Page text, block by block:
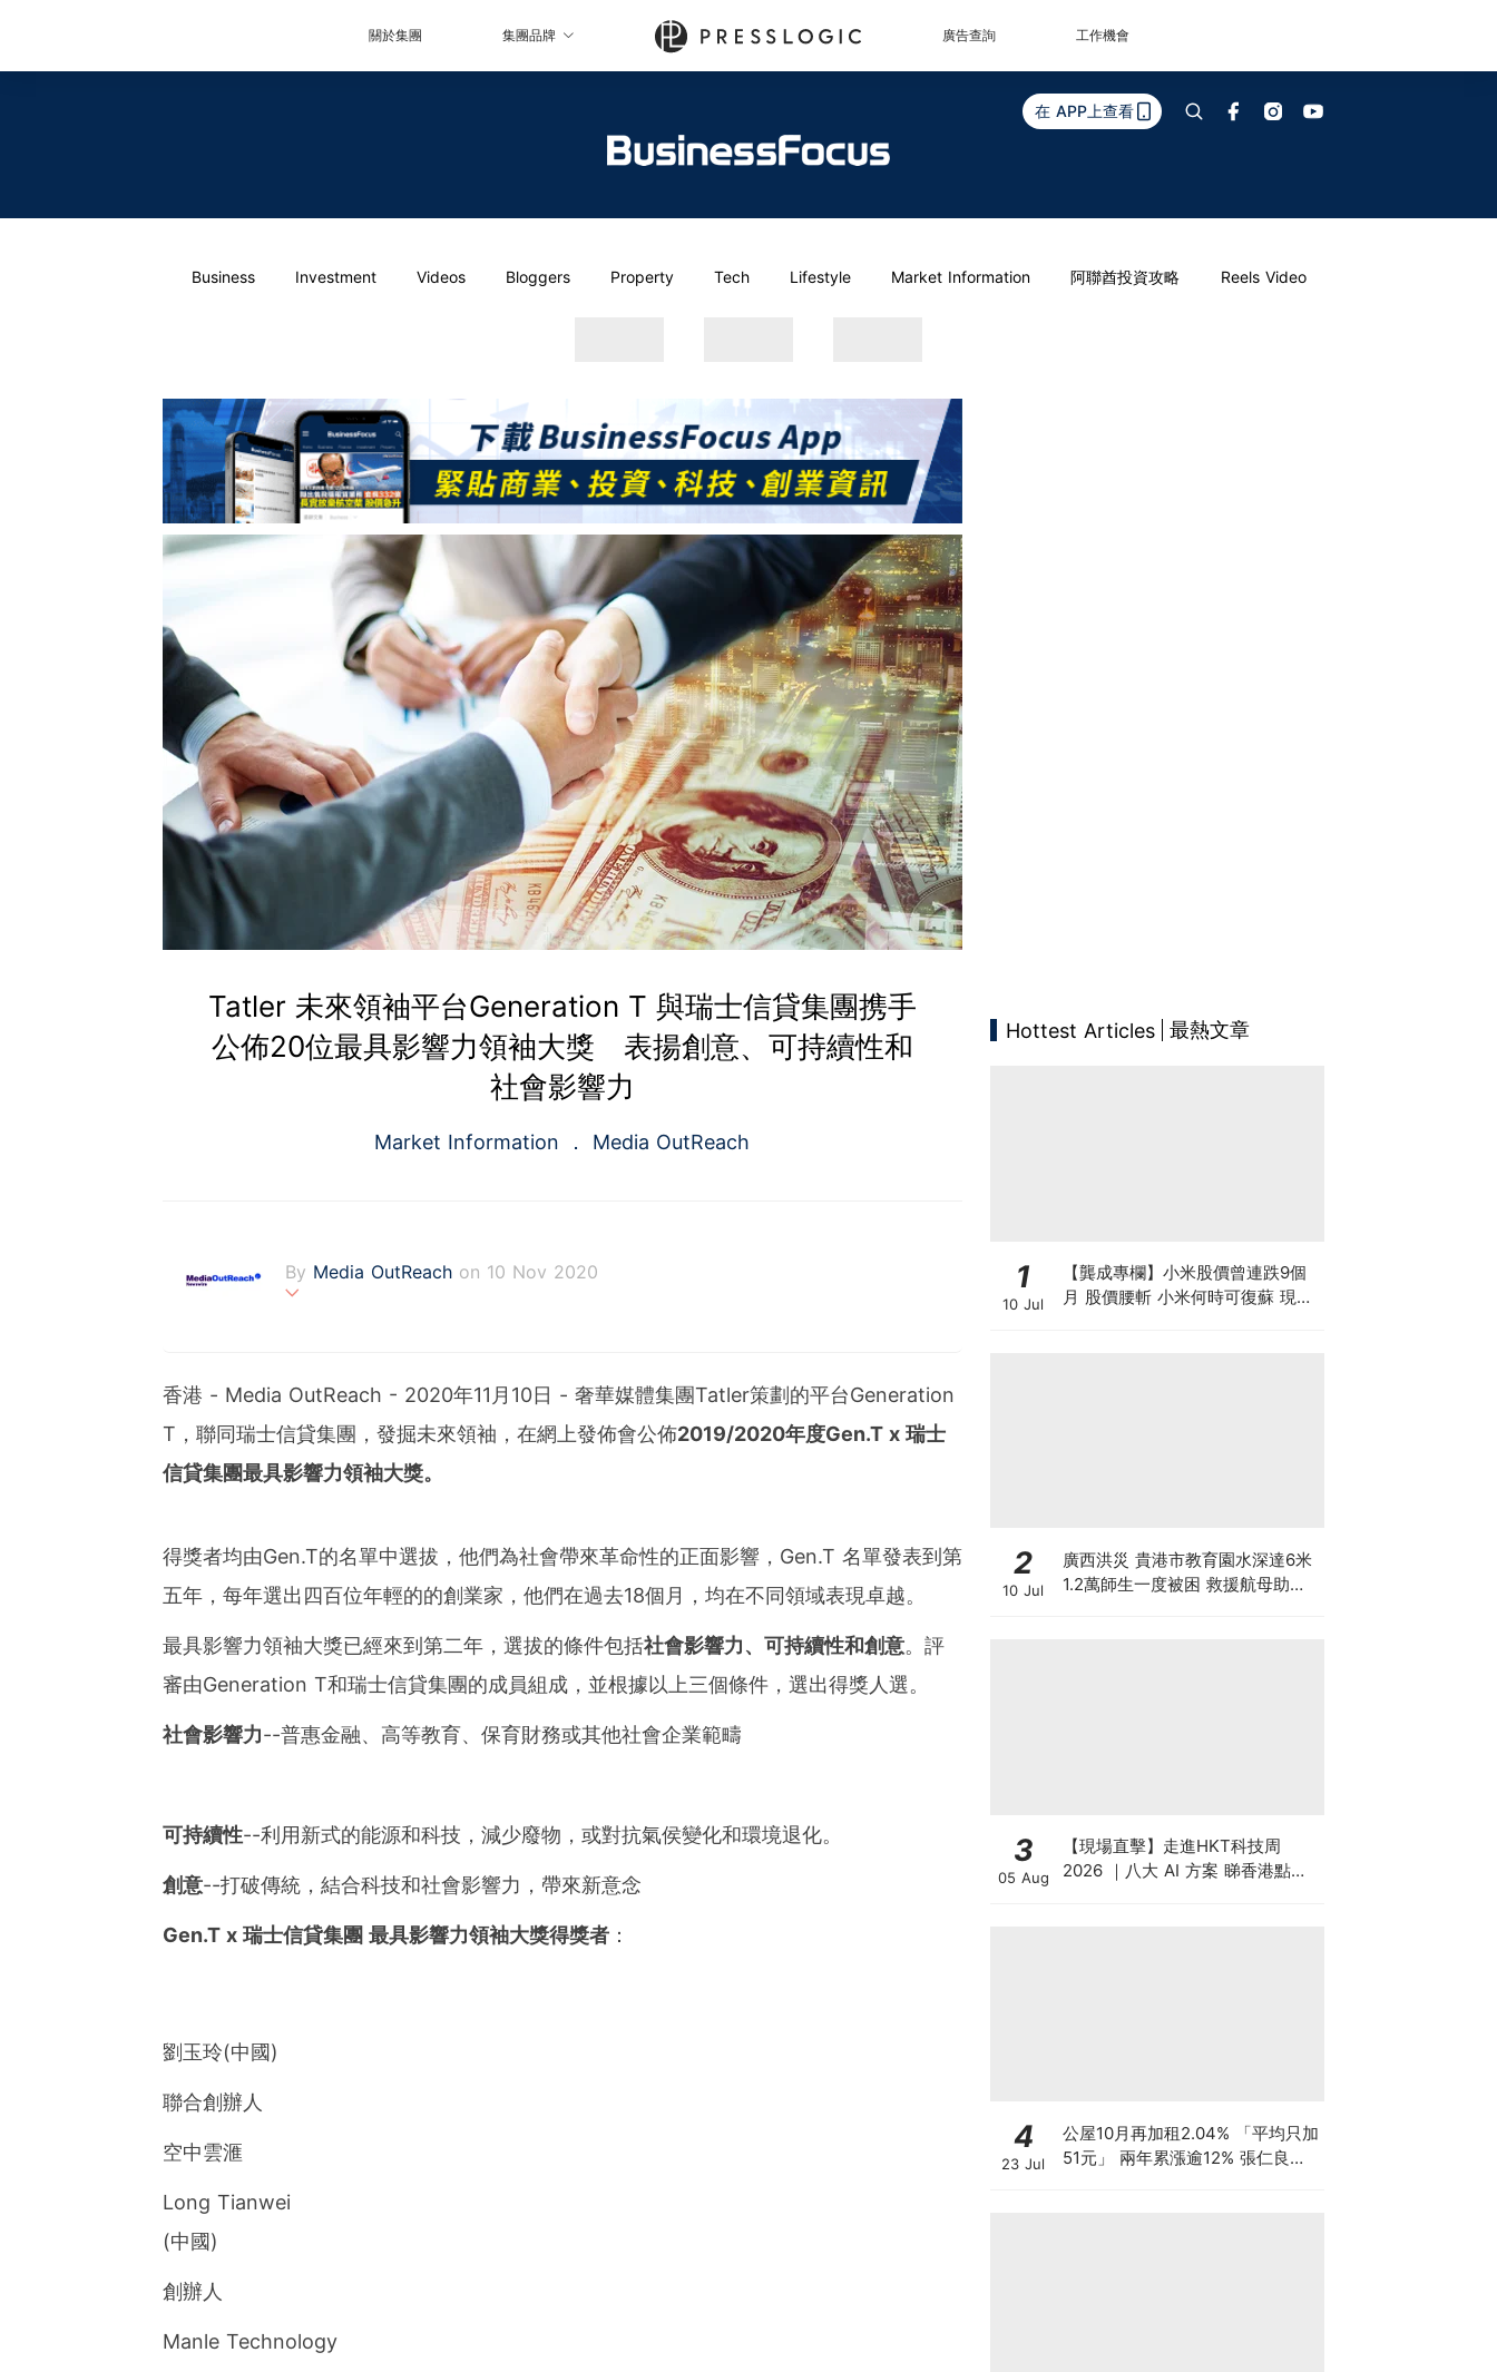
關於集團 集團品牌 廣告查詢 工作機會
在 APP上查看
Business Investment Videos Bloggers Property Tech Lifestyle Market Information 阿聯酋投資攻略 Reels Video
Tatler 未來領袖平台Generation T 與瑞士信貸集團携手
公佈20位最具影響力領袖大獎 表揚創意、可持續性和
社會影響力
Market Information Media OutReach
By Media OutReach on 10 Nov 2020
onitoring with analysis service for the public relations and investors relation
s communities. Founded in 2009, the company is headquartered in Hong Ko
ng with office in Singapore.
香港 - Media OutReach - 2020年11月10日 - 奢華媒體集團Tatler策劃的平台Generation
T，聯同瑞士信貸集團，發掘未來領袖，在網上發佈會公佈2019/2020年度Gen.T x 瑞士
信貸集團最具影響力領袖大獎。
得獎者均由Gen.T的名單中選拔，他們為社會帶來革命性的正面影響， Gen.T 名單發表到第
五年，每年選出四百位年輕的的創業家，他們在過去18個月，均在不同領域表現卓越。
最具影響力領袖大獎已經來到第二年，選拔的條件包括社會影響力、可持續性和創意。評
審由Generation T和瑞士信貸集團的成員組成，並根據以上三個條件，選出得獎人選。
社會影響力--普惠金融、高等教育、保育財務或其他社會企業範疇
可持續性--利用新式的能源和科技，減少廢物，或對抗氣侯變化和環境退化。
創意--打破傳統，結合科技和社會影響力，帶來新意念
Gen.T x 瑞士信貸集團 最具影響力領袖大獎得獎者：
劉玉玲(中國)
聯合創辦人
空中雲滙
Long Tianwei
(中國)
創辦人
Manle Technology
Hottest Articles 最熱文章
1
10 Jul
【龔成專欄】小米股價曾連跌9個
月 股價腰斬 小米何時可復蘇 現在
2
10 Jul
廣西洪災 貴港市教育園水深達6米
1.2萬師生一度被困 救援航母助逃
3
05 Aug
【現場直擊】走進HKT科技周
2026 ｜八大 AI 方案 睇香港點樣
4
23 Jul
公屋10月再加租2.04% 「平均只加
51元」 兩年累漲逾12% 張仁良指